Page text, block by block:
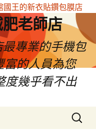
老師店
專業的手機包
富的人員為您
度幾乎看不出
搜
尋